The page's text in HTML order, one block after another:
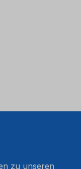
zu unseren